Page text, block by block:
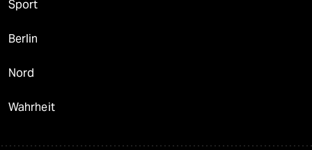
Sport
Berlin
Nord
Wahrheit